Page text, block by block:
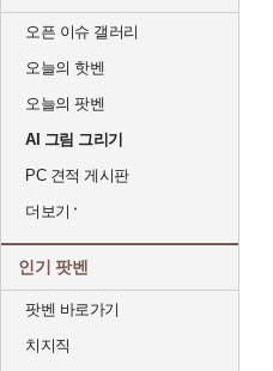
오픈 이슈 갤러리
오늘의 핫벤
오늘의 팟벤
AI 그림 그리기
PC 견적 게시판
더보기
인기 팟벤
팟벤 바로가기
치지직